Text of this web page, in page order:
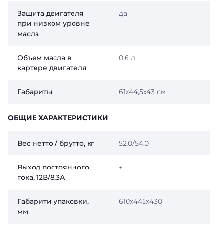
Защита двигателя
при низком уровне
масла
да
Объем масла в
картере двигателя
0,6 л
Габариты 61х44,5х43 см
ОБЩИЕ ХАРАКТЕРИСТИКИ
Вес нетто / брутто, кг 52,0/54,0
Выход постоянного
тока, 12В/8,3А
+
Габарити упаковки,
мм
610х445х430